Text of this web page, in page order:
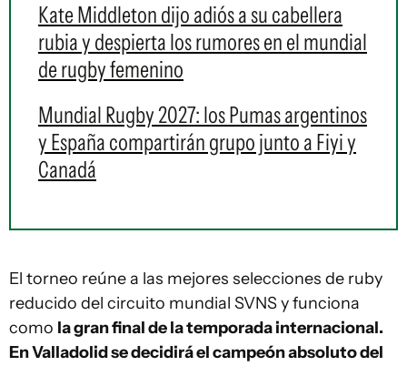
Kate Middleton dijo adiós a su cabellera
rubia y despierta los rumores en el mundial
de rugby femenino
Mundial Rugby 2027: los Pumas argentinos
y España compartirán grupo junto a Fiyi y
Canadá
El torneo reúne a las mejores selecciones de ruby
reducido del circuito mundial SVNS y funciona
como la gran final de la temporada internacional.
En Valladolid se decidirá el campeón absoluto del